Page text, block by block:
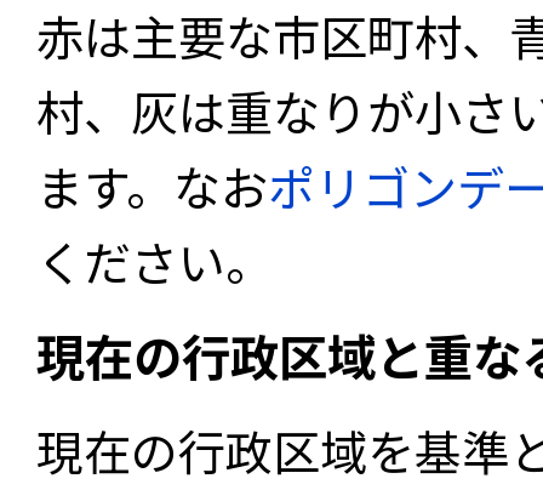
赤は主要な市区町村、
村、灰は重なりが小さ
ます。なおポリゴンデ
ください。
現在の行政区域と重
現在の行政区域を基準